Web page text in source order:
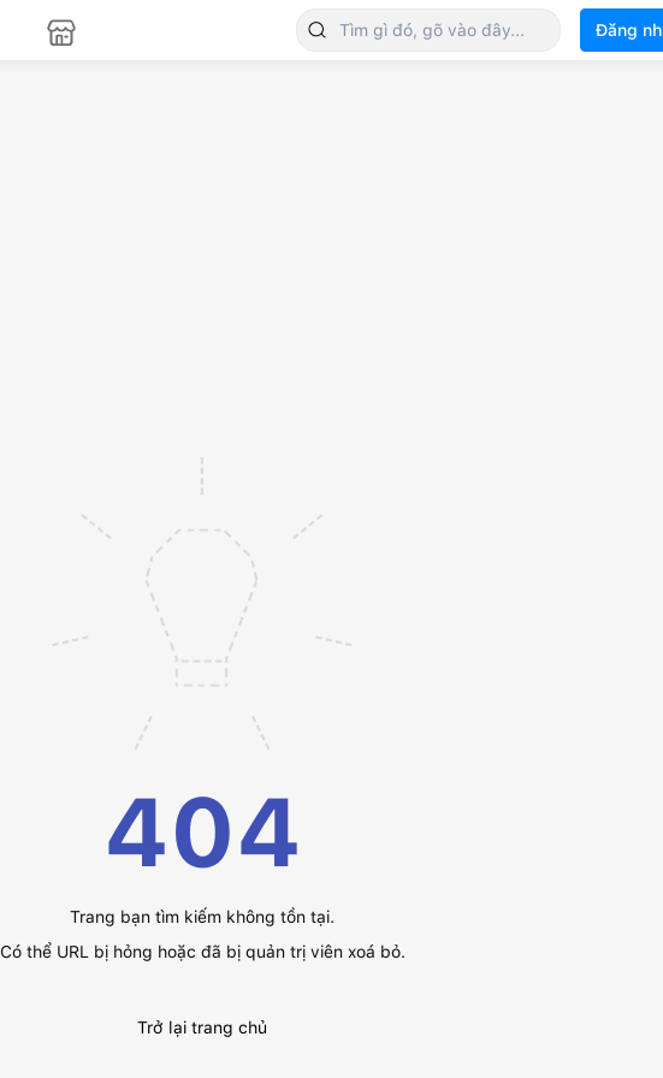
Đăng
404
Trang bạn tìm kiếm không tồn tại.
Có thể URL bị hỏng hoặc đã bị quản trị viên xoá bỏ.
Trở lại trang chủ